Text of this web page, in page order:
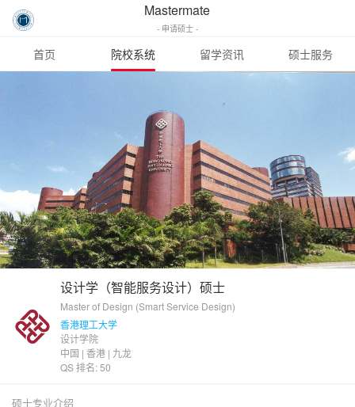
Mastermate
- 申请硕士 -
首页 院校系统 留学资讯 硕士服务
设计学（智能服务设计）硕士
Master of Design (Smart Service Design)
香港理工大学
设计学院
中国 | 香港 | 九龙
QS 排名: 50
硕士专业介绍